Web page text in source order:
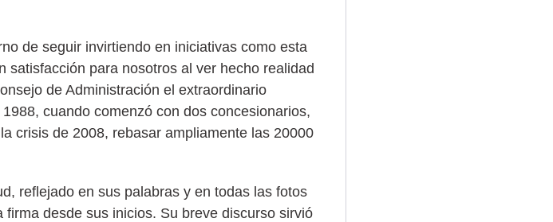
de seguir invirtiendo en iniciativas como esta
satisfacción para nosotros al ver hecho realidad
de Administración el extraordinario
cuando comenzó con dos concesionarios,
crisis de 2008, rebasar ampliamente las 20000
reflejado en sus palabras y en todas las fotos
desde sus inicios. Su breve discurso sirvió